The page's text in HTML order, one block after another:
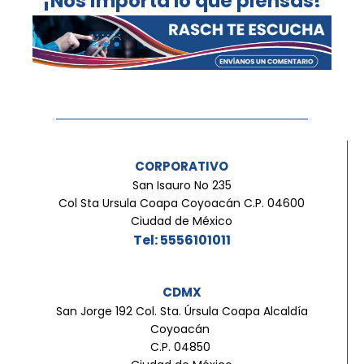
CORPORATIVO
San Isauro No 235
Col Sta Ursula Coapa Coyoacán C.P. 04600
Ciudad de México
Tel: 5556101011
CDMX
San Jorge 192 Col. Sta. Úrsula Coapa Alcaldía
Coyoacán
C.P. 04850